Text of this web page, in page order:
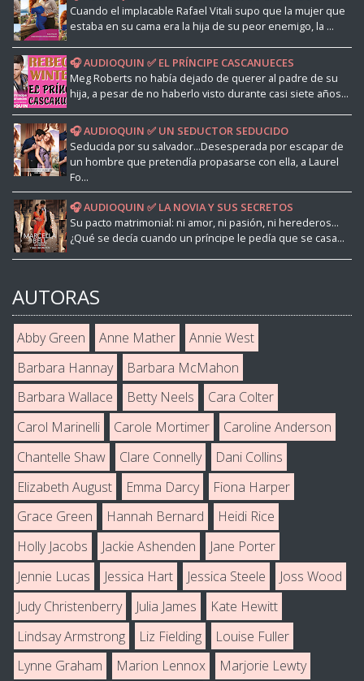
Cuando el implacable Rafael Vitali supo que la mujer que
estaba en su cama era la hija de su peor enemigo, la ...
🎧 AUDIOQUIN ✅ EL PRÍNCIPE CASCANUECES
Meg Roberts no había dejado de querer al padre de su
hija, a pesar de no haberlo visto durante casi siete años...
🎧 AUDIOQUIN ✅ UN SEDUCTOR SEDUCIDO
Seducida por su salvador...Desesperada por escapar de
un hombre que pretendía propasarse con ella, a Laurel
Fo...
🎧 AUDIOQUIN ✅ LA NOVIA Y SUS SECRETOS
Su pacto matrimonial: ni amor, ni pasión, ni herederos...
¿Qué se decía cuando un príncipe le pedía que se casa...
AUTORAS
Abby Green Anne Mather
Annie West
Barbara Hannay
Barbara McMahon
Barbara Wallace
Betty Neels
Cara Colter
Carol Marinelli
Carole Mortimer
Caroline Anderson
Chantelle Shaw
Clare Connelly
Dani Collins
Elizabeth August
Emma Darcy
Fiona Harper
Grace Green
Hannah Bernard
Heidi Rice
Holly Jacobs
Jackie Ashenden
Jane Porter
Jennie Lucas
Jessica Hart Jessica Steele
Joss Wood
Judy Christenberry
Julia James
Kate Hewitt
Lindsay Armstrong
Liz Fielding
Louise Fuller
Lynne Graham
Marion Lennox
Marjorie Lewty